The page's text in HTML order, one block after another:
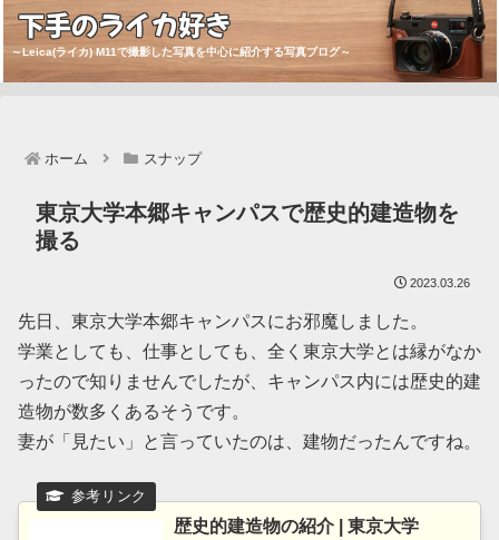
下手のライカ好き
～Leica(ライカ) M11で撮影した写真を中心に紹介する写真ブログ～
ホーム スナップ
東京大学本郷キャンパスで歴史的建造物を
撮る
2023.03.26
先日、東京大学本郷キャンパスにお邪魔しました。
学業としても、仕事としても、全く東京大学とは縁がなか
ったので知りませんでしたが、キャンパス内には歴史的建
造物が数多くあるそうです。
妻が「見たい」と言っていたのは、建物だったんですね。
歴史的建造物の紹介 | 東京大学